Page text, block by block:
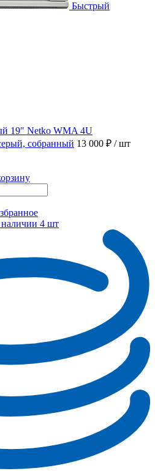
Быстрый
19″ Netko WMA 4U
собранный 13 000 ₽ / шт
4 шт